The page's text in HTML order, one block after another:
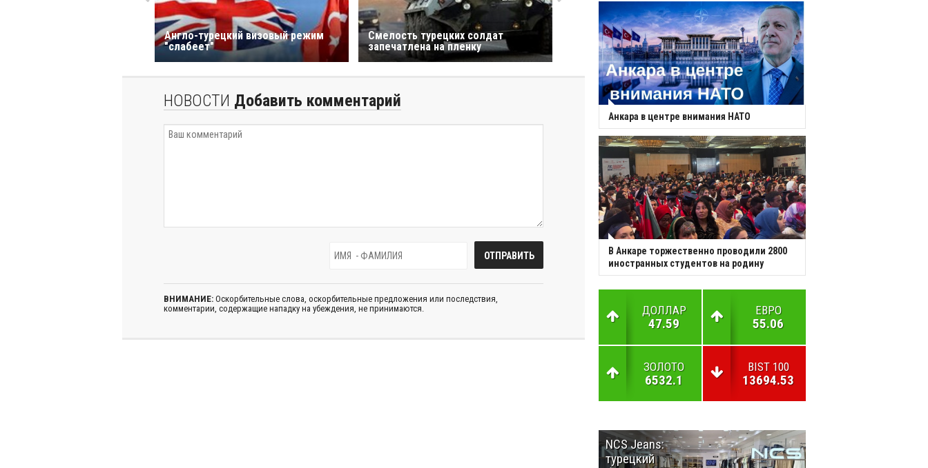
Англо-турецкий визовый режим
"слабеет"
Смелость турецких солдат
запечатлена на пленку
НОВОСТИ Добавить комментарий
ВНИМАНИЕ: Оскорбительные слова, оскорбительные предложения или последствия,
комментарии, содержащие нападку на убеждения, не принимаются.
Анкара в центре внимания НАТО
В Анкаре торжественно проводили 2800
иностранных студентов на родину
ДОЛЛАР
47.59
ЕВРО
55.06
ЗОЛОТО
6532.1
BIST 100
13694.53
NCS Jeans:
турецкий